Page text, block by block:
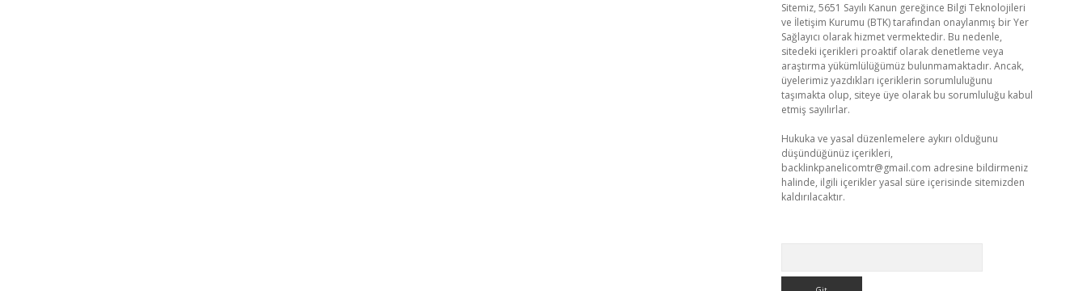
Sitemiz, 5651 Sayılı Kanun gereğince Bilgi Teknolojileri
ve İletişim Kurumu (BTK) tarafından onaylanmış bir Yer
Sağlayıcı olarak hizmet vermektedir. Bu nedenle,
sitedeki içerikleri proaktif olarak denetleme veya
araştırma yükümlülüğümüz bulunmamaktadır. Ancak,
üyelerimiz yazdıkları içeriklerin sorumluluğunu
taşımakta olup, siteye üye olarak bu sorumluluğu kabul
etmiş sayılırlar.
Hukuka ve yasal düzenlemelere aykırı olduğunu
düşündüğünüz içerikleri,
backlinkpanelicomtr@gmail.com adresine bildirmeniz
halinde, ilgili içerikler yasal süre içerisinde sitemizden
kaldırılacaktır.